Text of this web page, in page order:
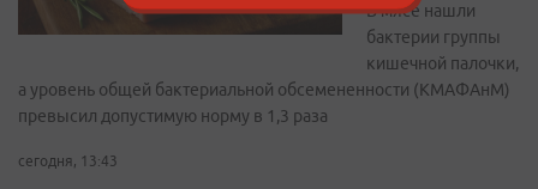
В мясе нашли
бактерии группы
кишечной палочки,
а уровень общей бактериальной обсемененности (КМАФАнМ)
превысил допустимую норму в 1,3 раза
сегодня, 13:43